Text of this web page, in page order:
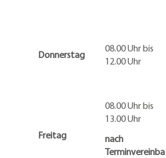
Donnerstag
08.00 Uhr bis
12.00 Uhr
Freitag
08.00 Uhr bis
13.00 Uhr
nach
Terminvereinba